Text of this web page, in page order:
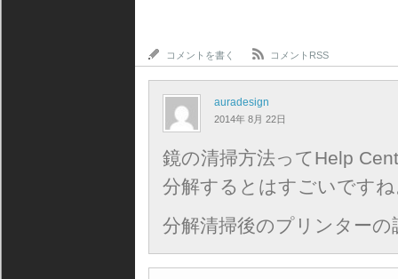
コメントを書く コメントRSS
auradesign
2014年 8月 22日
鏡の清掃方法ってHelp
分解するとはすごいです
分解清掃後のプリンター